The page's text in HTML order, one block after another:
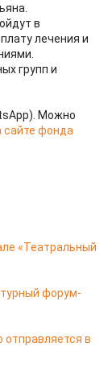
в
лечения и
групп и
Можно
сайте фонда
«Театральный
форум-
в